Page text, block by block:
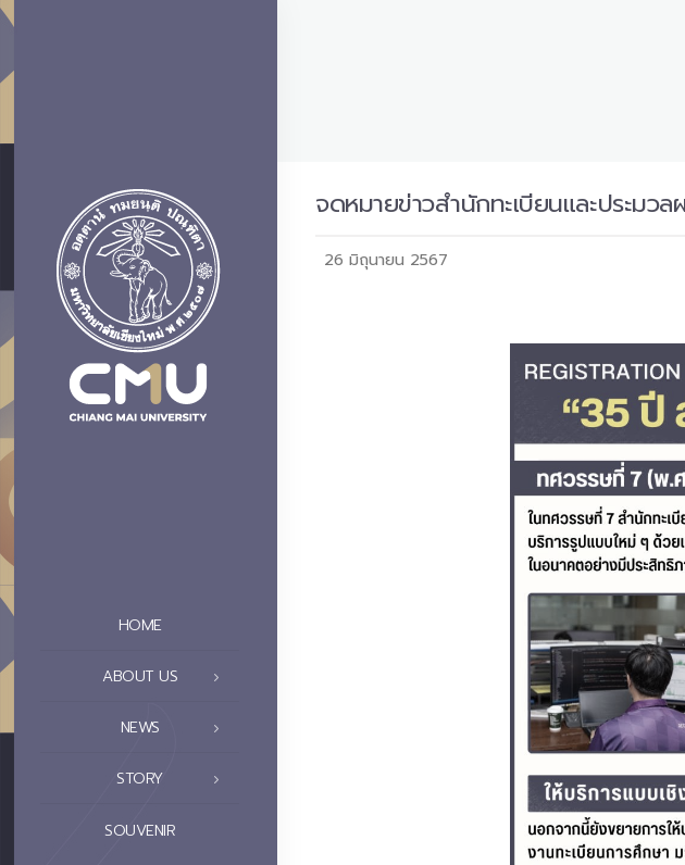
HOME
ABOUT US
NEWS
STORY
SOUVENIR
จดหมายข่าวสำนักทะเบียนและประม
26 มิถุนายน 2567